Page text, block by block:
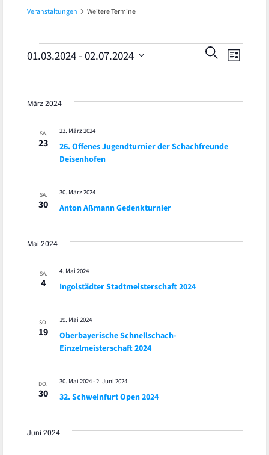
Veranstaltungen Weitere Termine
Veranstaltungen
und
SUCHE
LISTE
01.03.2024 - 02.07.2024
März 2024
SA.
23
26. Offenes Jugendturnier der Schachfreunde
Deisenhofen
23. März 2024
SA.
30 Anton Aßmann Gedenkturnier
30. März 2024
Mai 2024
SA.
4 Ingolstädter Stadtmeisterschaft 2024
4. Mai 2024
SO.
19
Oberbayerische Schnellschach-
Einzelmeisterschaft 2024
19. Mai 2024
DO.
30 32. Schweinfurt Open 2024
30. Mai 2024-2. Juni 2024
Juni 2024